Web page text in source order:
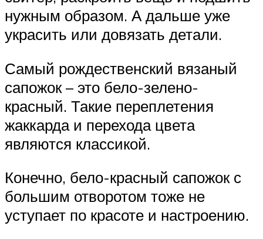
нужным образом. А дальше уже
украсить или довязать детали.
Самый рождественский вязаный
сапожок – это бело-зелено-
красный. Такие переплетения
жаккарда и перехода цвета
являются классикой.
Конечно, бело-красный сапожок с
большим отворотом тоже не
уступает по красоте и настроению.